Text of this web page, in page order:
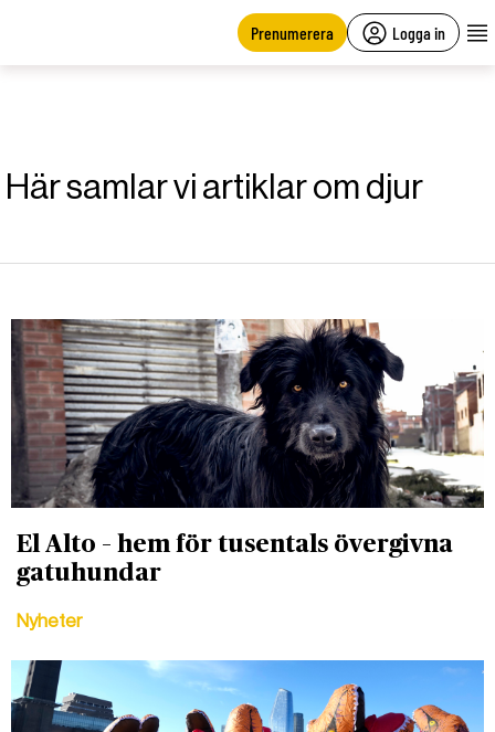
Prenumerera Logga in
Här samlar vi artiklar om djur
El Alto – hem för tusentals övergivna
gatuhundar
Nyheter